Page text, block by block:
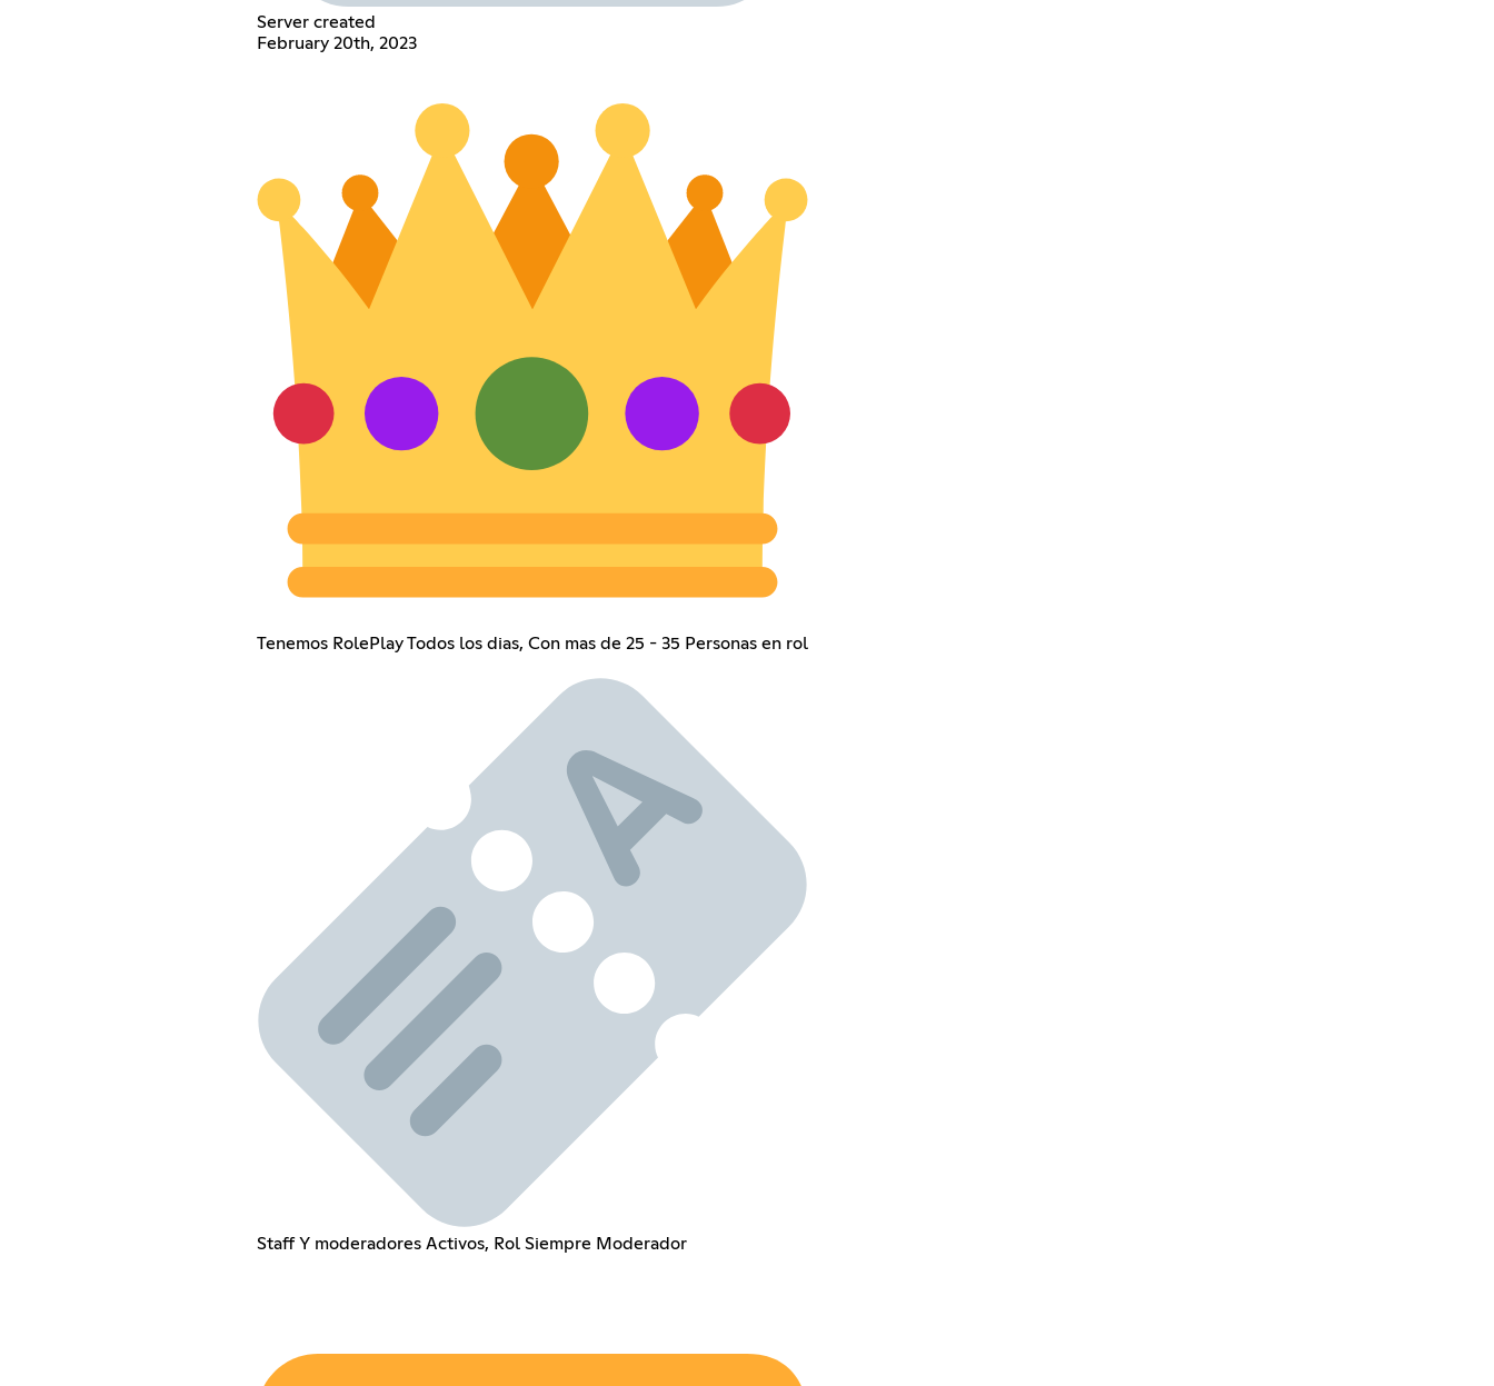
Server created
February 20th, 2023
Tenemos RolePlay Todos los dias, Con mas de 25 - 35 Personas en rol
Staff Y moderadores Activos, Rol Siempre Moderador